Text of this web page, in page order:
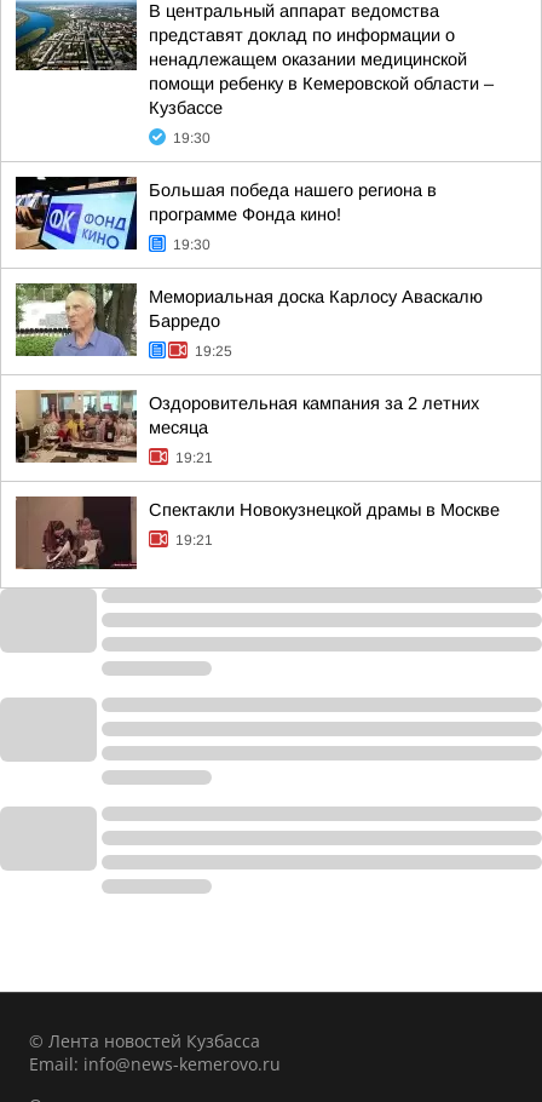
В центральный аппарат ведомства
представят доклад по информации о
ненадлежащем оказании медицинской
помощи ребенку в Кемеровской области –
Кузбассе
19:30
Большая победа нашего региона в
программе Фонда кино!
19:30
Мемориальная доска Карлосу Аваскалю
Барредо
19:25
Оздоровительная кампания за 2 летних
месяца
19:21
Спектакли Новокузнецкой драмы в Москве
19:21
© Лента новостей Кузбасса
Email: info@news-kemerovo.ru